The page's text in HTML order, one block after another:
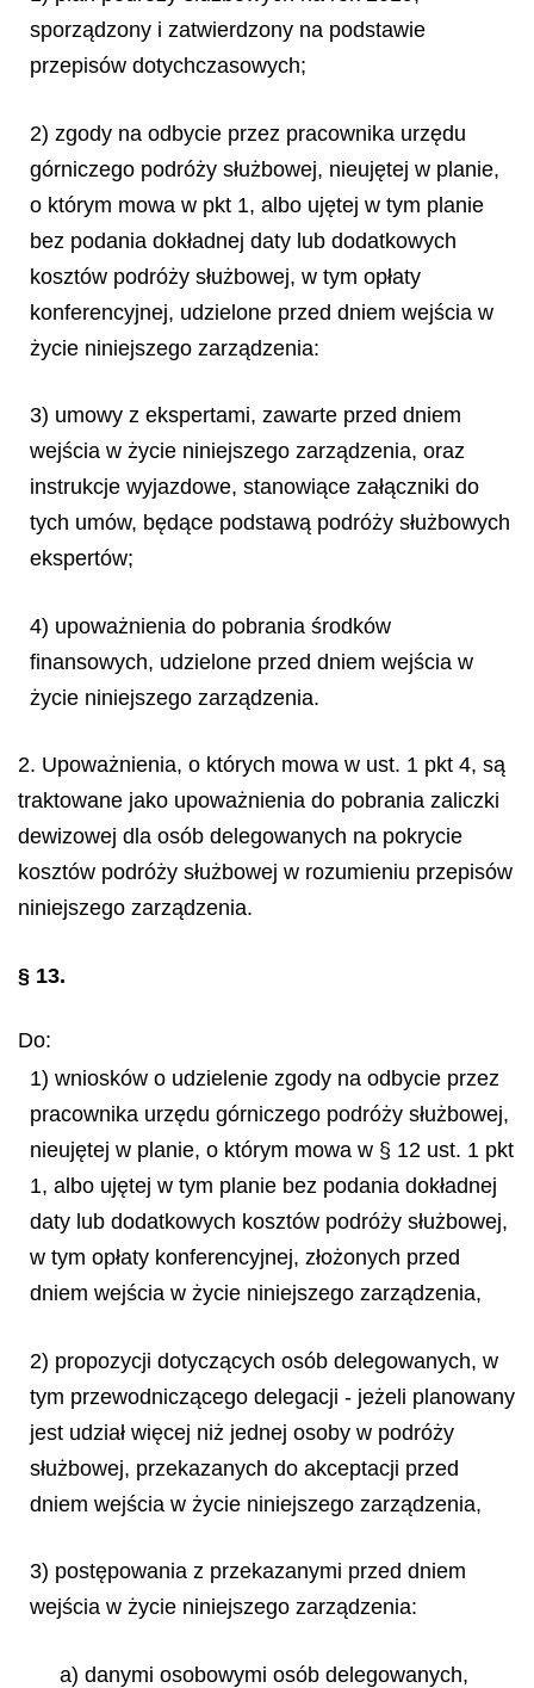
sporządzony i zatwierdzony na podstawie
przepisów dotychczasowych;
2) zgody na odbycie przez pracownika urzędu
górniczego podróży służbowej, nieujętej w planie,
o którym mowa w pkt 1, albo ujętej w tym planie
bez podania dokładnej daty lub dodatkowych
kosztów podróży służbowej, w tym opłaty
konferencyjnej, udzielone przed dniem wejścia w
życie niniejszego zarządzenia:
3) umowy z ekspertami, zawarte przed dniem
wejścia w życie niniejszego zarządzenia, oraz
instrukcje wyjazdowe, stanowiące załączniki do
tych umów, będące podstawą podróży służbowych
ekspertów;
4) upoważnienia do pobrania środków
finansowych, udzielone przed dniem wejścia w
życie niniejszego zarządzenia.
2. Upoważnienia, o których mowa w ust. 1 pkt 4, są
traktowane jako upoważnienia do pobrania zaliczki
dewizowej dla osób delegowanych na pokrycie
kosztów podróży służbowej w rozumieniu przepisów
niniejszego zarządzenia.
§ 13.
Do:
1) wniosków o udzielenie zgody na odbycie przez
pracownika urzędu górniczego podróży służbowej,
nieujętej w planie, o którym mowa w § 12 ust. 1 pkt
1, albo ujętej w tym planie bez podania dokładnej
daty lub dodatkowych kosztów podróży służbowej,
w tym opłaty konferencyjnej, złożonych przed
dniem wejścia w życie niniejszego zarządzenia,
2) propozycji dotyczących osób delegowanych, w
tym przewodniczącego delegacji - jeżeli planowany
jest udział więcej niż jednej osoby w podróży
służbowej, przekazanych do akceptacji przed
dniem wejścia w życie niniejszego zarządzenia,
3) postępowania z przekazanymi przed dniem
wejścia w życie niniejszego zarządzenia:
a) danymi osobowymi osób delegowanych,